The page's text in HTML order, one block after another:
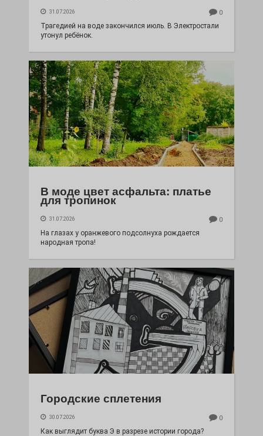
31.07.2026 0
Трагедией на воде закончился июль. В Электростали
утонул ребёнок.
В моде цвет асфальта: платье
для тропинок
31.07.2026 0
На глазах у оранжевого подсолнуха рождается
народная тропа!
Городские сплетения
30.07.2026 0
Как выглядит буква Э в разрезе истории города?